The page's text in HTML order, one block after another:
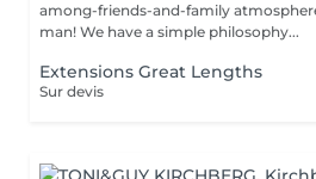
among-friends-and-family
man! We have a simple philosophy...
Extensions Great Lengths
Sur devis